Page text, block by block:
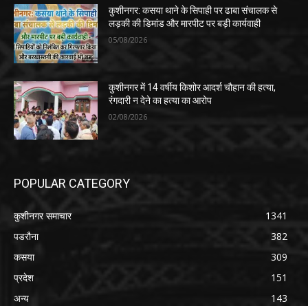
कुशीनगर: कसया थाने के सिपाही पर ढाबा संचालक से
लड़की की डिमांड और मारपीट पर बड़ी कार्यवाही
05/08/2026
कुशीनगर में 14 वर्षीय किशोर आदर्श चौहान की हत्या,
रंगदारी न देने का हत्या का आरोप
02/08/2026
POPULAR CATEGORY
कुशीनगर समाचार
1341
पडरौना
382
कसया
309
प्रदेश
151
अन्य
143